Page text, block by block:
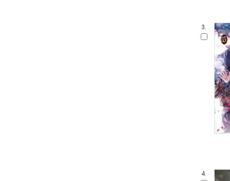
3.
4.